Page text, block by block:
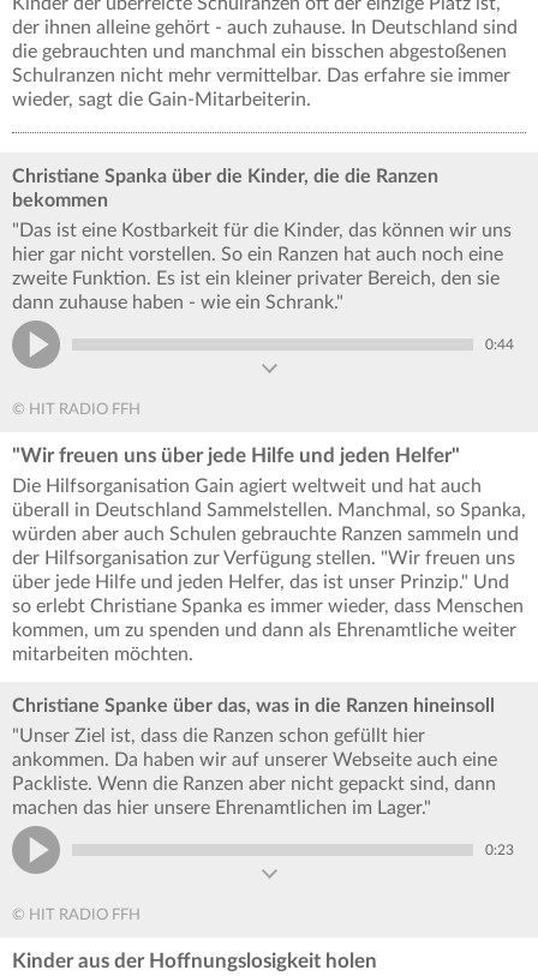
Kinder der überreicte Schulranzen oft der einzige Platz ist,
der ihnen alleine gehört - auch zuhause. In Deutschland sind
die gebrauchten und manchmal ein bisschen abgestoßenen
Schulranzen nicht mehr vermittelbar. Das erfahre sie immer
wieder, sagt die Gain-Mitarbeiterin.
Christiane Spanka über die Kinder, die die Ranzen
bekommen
"Das ist eine Kostbarkeit für die Kinder, das können wir uns
hier gar nicht vorstellen. So ein Ranzen hat auch noch eine
zweite Funktion. Es ist ein kleiner privater Bereich, den sie
dann zuhause haben - wie ein Schrank."
0:44
© HIT RADIO FFH
"Wir freuen uns über jede Hilfe und jeden Helfer"
Die Hilfsorganisation Gain agiert weltweit und hat auch
überall in Deutschland Sammelstellen. Manchmal, so Spanka,
würden aber auch Schulen gebrauchte Ranzen sammeln und
der Hilfsorganisation zur Verfügung stellen. "Wir freuen uns
über jede Hilfe und jeden Helfer, das ist unser Prinzip." Und
so erlebt Christiane Spanka es immer wieder, dass Menschen
kommen, um zu spenden und dann als Ehrenamtliche weiter
mitarbeiten möchten.
Christiane Spanke über das, was in die Ranzen hineinsoll
"Unser Ziel ist, dass die Ranzen schon gefüllt hier
ankommen. Da haben wir auf unserer Webseite auch eine
Packliste. Wenn die Ranzen aber nicht gepackt sind, dann
machen das hier unsere Ehrenamtlichen im Lager."
0:23
© HIT RADIO FFH
Kinder aus der Hoffnungslosigkeit holen